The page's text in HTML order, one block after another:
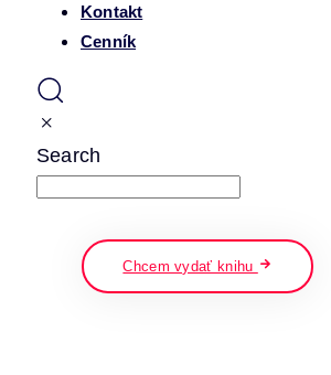
Kontakt
Cenník
Search
Chcem vydať knihu